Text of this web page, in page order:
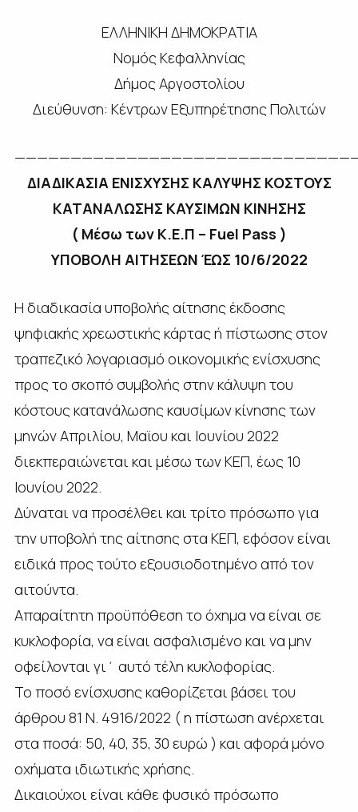
ΕΛΛΗΝΙΚΗ ΔΗΜΟΚΡΑΤΙΑ
Νομός Κεφαλληνίας
Δήμος Αργοστολίου
Διεύθυνση: Κέντρων Εξυπηρέτησης Πολιτών
ΔΙΑΔΙΚΑΣΙΑ ΕΝΙΣΧΥΣΗΣ ΚΑΛΥΨΗΣ ΚΟΣΤΟΥΣ
ΚΑΤΑΝΑΛΩΣΗΣ ΚΑΥΣΙΜΩΝ ΚΙΝΗΣΗΣ
( Μέσω των Κ.Ε.Π – Fuel Pass )
ΥΠΟΒΟΛΗ ΑΙΤΗΣΕΩΝ ΈΩΣ 10/6/2022
Η διαδικασία υποβολής αίτησης έκδοσης
ψηφιακής χρεωστικής κάρτας ή πίστωσης στον
τραπεζικό λογαριασμό οικονομικής ενίσχυσης
προς το σκοπό συμβολής στην κάλυψη του
κόστους κατανάλωσης καυσίμων κίνησης των
μηνών Απριλίου, Μαϊου και Ιουνίου 2022
διεκπεραιώνεται και μέσω των ΚΕΠ, έως 10
Ιουνίου 2022.
Δύναται να προσέλθει και τρίτο πρόσωπο για
την υποβολή της αίτησης στα ΚΕΠ, εφόσον είναι
ειδικά προς τούτο εξουσιοδοτημένο από τον
αιτούντα.
Απαραίτητη προϋπόθεση το όχημα να είναι σε
κυκλοφορία, να είναι ασφαλισμένο και να μην
οφείλονται γι΄ αυτό τέλη κυκλοφορίας.
Το ποσό ενίσχυσης καθορίζεται βάσει του
άρθρου 81 Ν. 4916/2022 ( η πίστωση ανέρχεται
στα ποσά: 50, 40, 35, 30 ευρώ ) και αφορά μόνο
οχήματα ιδιωτικής χρήσης.
Δικαιούχοι είναι κάθε φυσικό πρόσωπο